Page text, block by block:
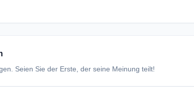
Seien Sie der Erste, der seine Meinung teilt!